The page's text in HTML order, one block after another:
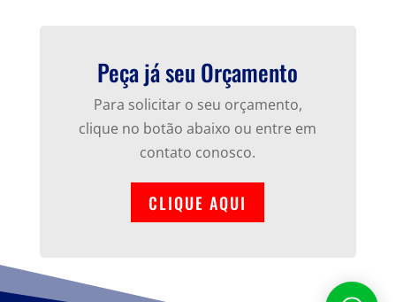
Peça já seu Orçamento
Para solicitar o seu orçamento,
clique no botão abaixo ou entre em
contato conosco.
CLIQUE AQUI